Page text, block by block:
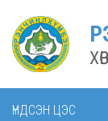
ҮНДСЭН ЦЭС